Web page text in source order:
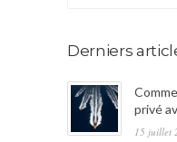
Derniers
privé
15 juillet